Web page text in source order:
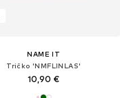
NAME IT
Tričko 'NMFLINLAS'
10,90 €